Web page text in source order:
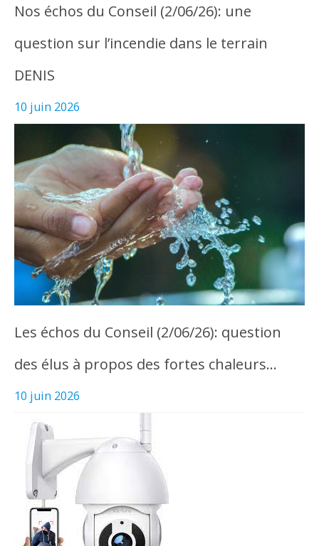
Nos échos du Conseil (2/06/26): une
question sur l’incendie dans le terrain
DENIS
10 juin 2026
Les échos du Conseil (2/06/26): question
des élus à propos des fortes chaleurs…
10 juin 2026